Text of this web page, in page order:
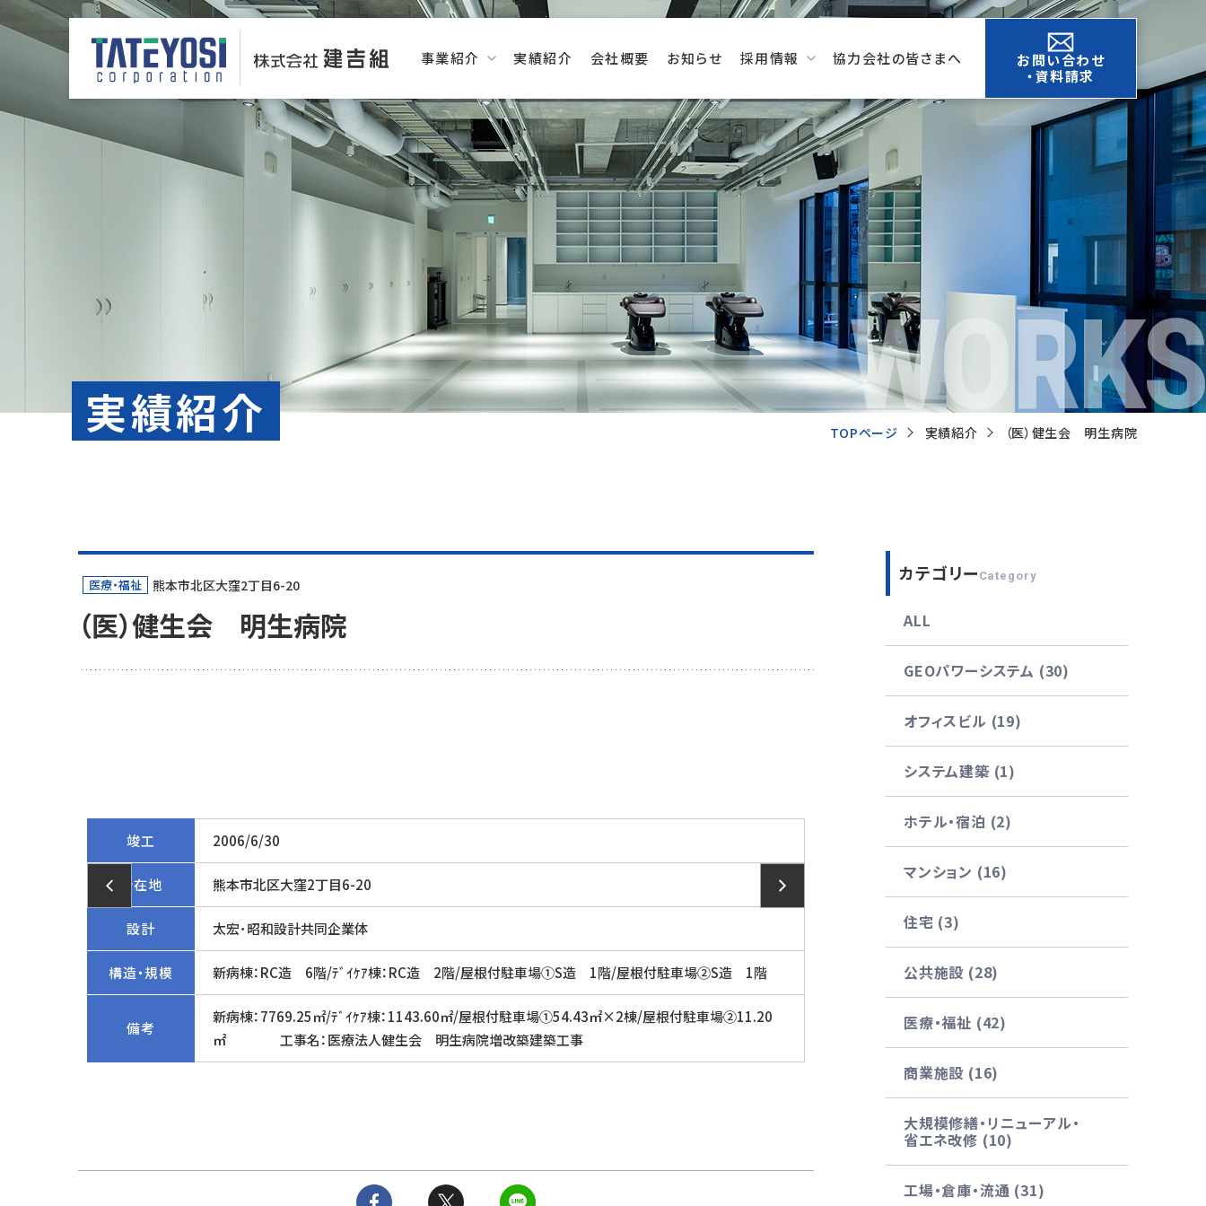
事業紹介 実績紹介 会社概要 お知らせ 採用情報 協力会社の皆さまへ
お問い合わせ
・資料請求
実績紹介 WORKS
TOPページ 実績紹介 （医）健生会 明生病院
医療・福祉 熊本市北区大窪2丁目6-20
（医）健生会 明生病院
竣工 2006/6/30
所在地 熊本市北区大窪2丁目6-20
設計 太宏･昭和設計共同企業体
構造・規模 新病棟：RC造 6階/ﾃﾞｲｹｱ棟：RC造 2階/屋根付駐車場①S造 1階/屋根付駐車場②S造 1階
備考
新病棟：7769.25㎡/ﾃﾞｲｹｱ棟：1143.60㎡/屋根付駐車場①54.43㎡×2棟/屋根付駐車場②11.20
㎡ 工事名：医療法人健生会 明生病院増改築建築工事
カテゴリー Category
ALL
GEOパワーシステム (30)
オフィスビル (19)
システム建築 (1)
ホテル・宿泊 (2)
マンション (16)
住宅 (3)
公共施設 (28)
医療・福祉 (42)
商業施設 (16)
大規模修繕・リニューアル・
省エネ改修 (10)
工場・倉庫・流通 (31)